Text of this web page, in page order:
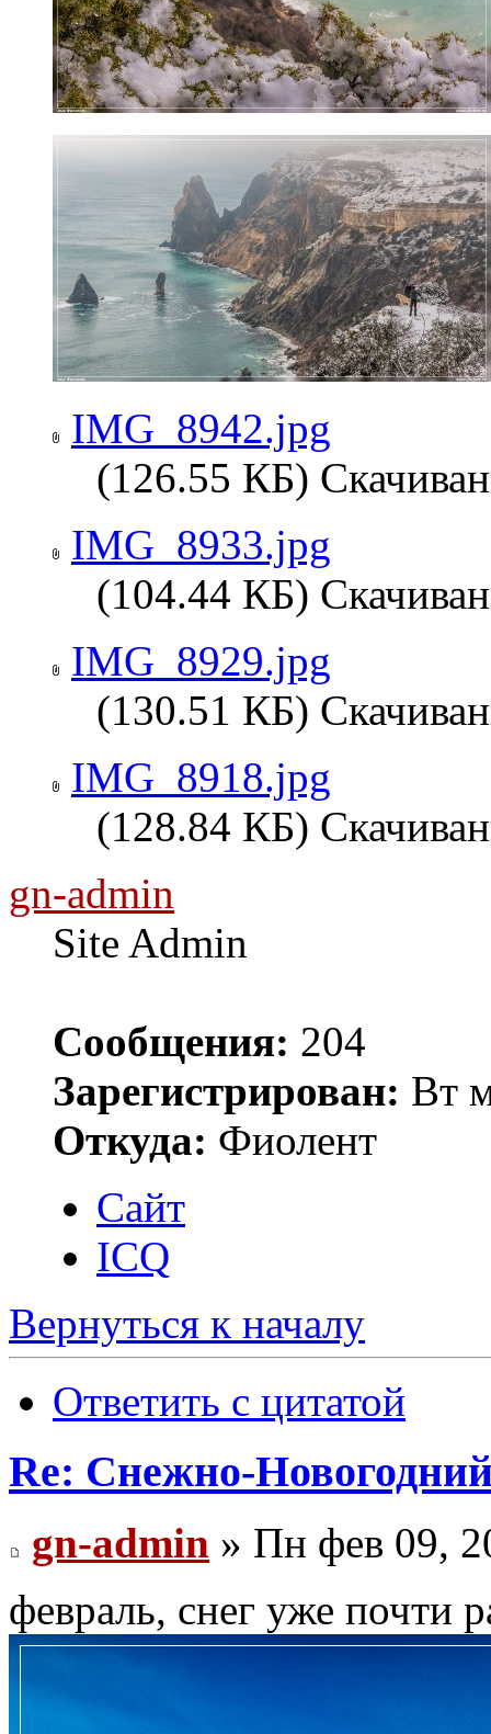
IMG_8942.jpg
(126.55 КБ)
IMG_8933.jpg
(104.44 КБ)
IMG_8929.jpg
(130.51 КБ)
IMG_8918.jpg
(128.84 КБ)
gn-admin
Site Admin
Сообщения: 204
Зарегистрирован: Вт
Откуда: Фиолент
Сайт
ICQ
Вернуться к началу
Ответить с цитатой
Re: Снежно-
gn-admin » Пн фев 09,
февраль, снег уже почти